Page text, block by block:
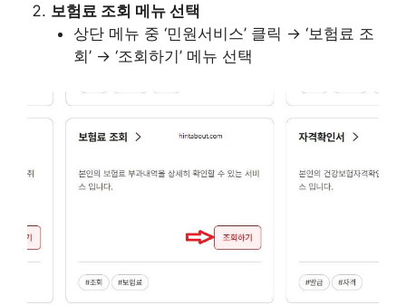
보험료 조회 메뉴 선택
상단 메뉴 중 ‘민원서비스’ 클릭 → ‘보험료 조
회’ → ‘조회하기’ 메뉴 선택